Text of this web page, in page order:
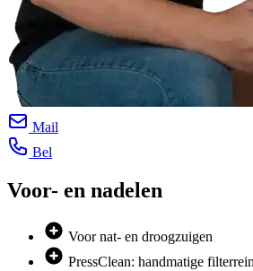
Mail
Bel
Voor- en nadelen
Voor nat- en droogzuigen
PressClean: handmatige